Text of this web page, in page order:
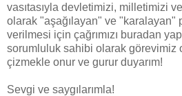
vasıtasıyla devletimizi, milletimizi
olarak "aşağılayan" ve "karalayan"
verilmesi için çağrımızı buradan
sorumluluk sahibi olarak görevimiz
çizmekle onur ve gurur duyarım!
Sevgi ve saygılarımla!